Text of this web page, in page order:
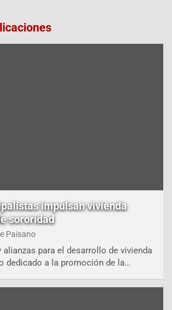
impulsan vivienda
sororidad
Paisano
alianzas para el desarrollo de vivienda
dedicado a la promoción de la…